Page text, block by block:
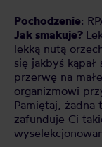
Pochodzenie:
Jak smakuje?
lekką nutą
się jakbyś
przerwę na
organizmowi
Pamiętaj, żadna
zafunduje Ci